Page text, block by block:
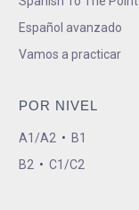
Español avanzado
Vamos a practicar
POR NIVEL
A1/A2 • B1
B2 • C1/C2